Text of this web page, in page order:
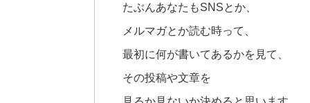
たぶんあなたもSNSとか、
メルマガとか読む時って、
最初に何が書いてあるかを見て、
その投稿や文章を